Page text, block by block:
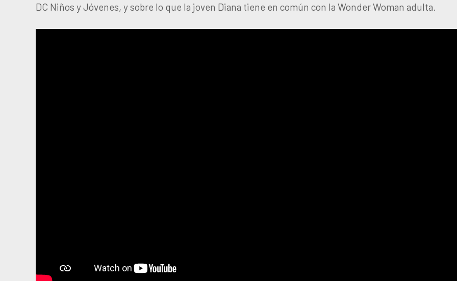
DC Niños y Jóvenes, y sobre lo que la joven Diana tiene en común con la Wonder Woman adulta.